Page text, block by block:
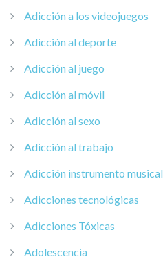
Adicción a los videojuegos
Adicción al deporte
Adicción al juego
Adicción al móvil
Adicción al sexo
Adicción al trabajo
Adicción instrumento musical
Adicciones tecnológicas
Adicciones Tóxicas
Adolescencia